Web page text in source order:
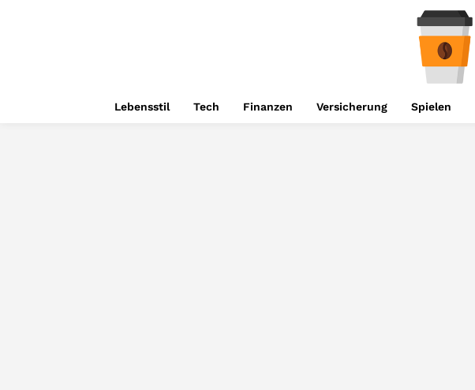
Lebensstil Tech Finanzen Versicherung Spielen